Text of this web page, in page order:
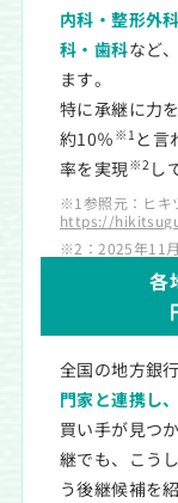
内科・整形外
科・歯科など
ます。
特に承継に力
約10％ ※1 と言
率を実現※2 し
※1参照元：ヒキ
https://
※2：2025年11
各
全国の地方銀
門家と連携し
買い手が見つ
継でも、こう
う後継候補を